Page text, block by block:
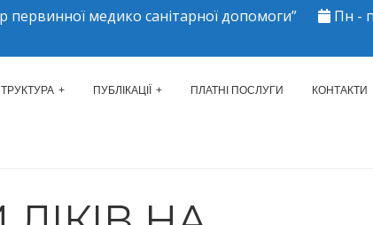
медико санітарної допомоги”
Пн -
МІСЬКИЙ
ПУБЛІКАЦІЇ ПЛАТНІ ПОСЛУГИ КОНТАКТИ